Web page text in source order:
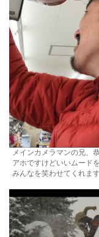
メインカメラマンの兄、
アホですけどいいムード
みんなを笑わせてくれます